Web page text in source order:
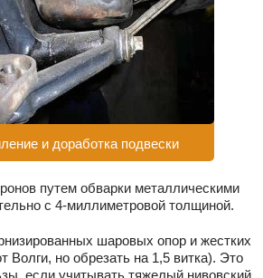
и доработка подвески
путем обварки металлическими
с 4-миллиметровой толщиной.
шаровых опор и жестких
Волги, но обрезать на 1,5 витка). Это
если учитывать тяжелый нивовский